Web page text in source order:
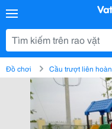
Đồ chơi Cầu trượt liên hoàn